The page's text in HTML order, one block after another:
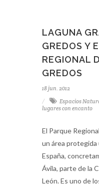
LAGUNA
GREDOS Y
REGIONAL
GREDOS
18 jun. 2012
Espacios
lugares con encanto
El Parque
un área
España,
Ávila, parte de la
León. Es uno de